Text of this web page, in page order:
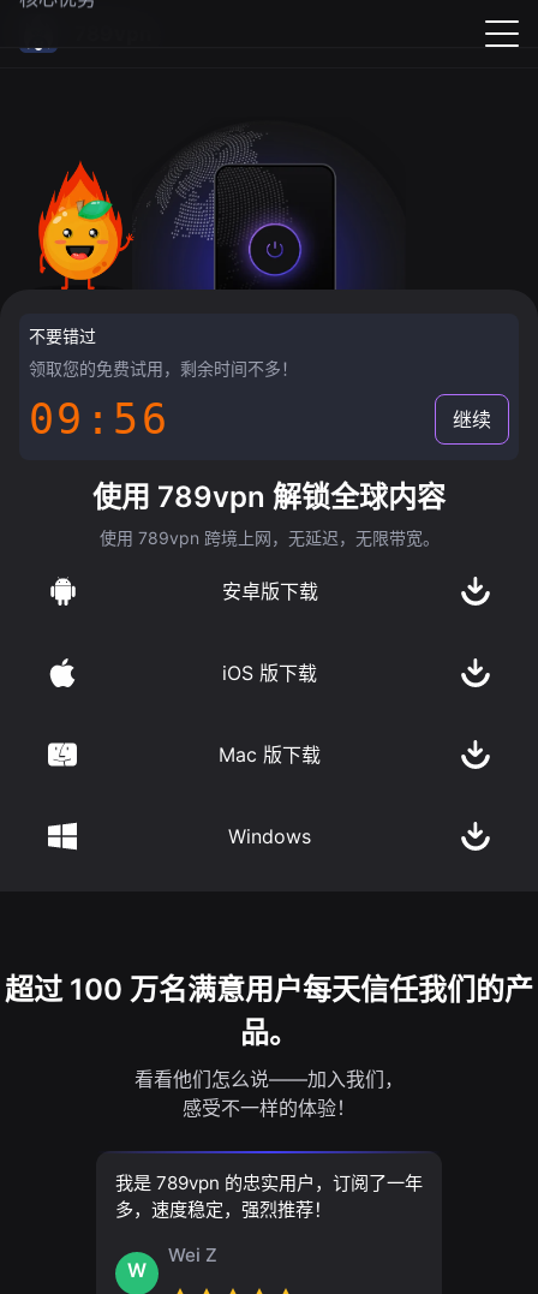
不要错过
领取您的免费试用，剩余时间不多！
09:55 继续
使用 789vpn 解锁全球内容
使用 789vpn 跨境上网，无延迟，无限带宽。
安卓版下载
iOS 版下载
Mac 版下载
Windows
超过 100 万名满意用户每天信任我们的产
品。
看看他们怎么说——加入我们，
感受不一样的体验！
我是 789vpn 的忠实用户，订阅了一年
多，速度稳定，强烈推荐！
W
Wei Z